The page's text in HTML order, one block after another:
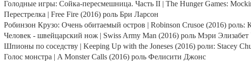
Голодные игры: Сойка-пересмешница. Часть II | The Hunger Games:
Перестрелка | Free Fire (2016) роль Бри Ларсон
Робинзон Крузо: Очень обитаемый остров | Robinson Crusoe (2016)
Человек - швейцарский нож | Swiss Army Man (2016) роль Мэри Элизабет
Шпионы по соседству | Keeping Up with the Joneses (2016) роли: Stacey
Голос монстра | A Monster Calls (2016) роль Фелисити Джонс